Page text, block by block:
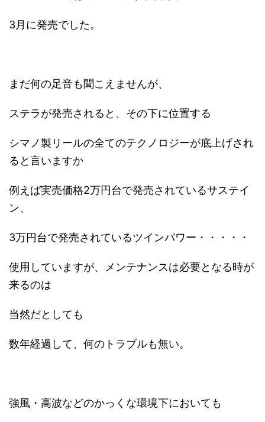
3月に発売でした。
まだ何の足音も聞こえませんが、
ステラが発売されると、その下に位置する
シマノ製リールの全てのテクノロジーが底上げされ
ると言いますか
例えば実売価格2万円台で発売されているサステイ
ン、
3万円台で発売されているツインパワー・・・・・
使用していますが、メンテナンスは必要となる時が
来るのは
当然だとしても
数年経過して、何のトラブルも無い。
強風・高波などのかっくな環境下においても